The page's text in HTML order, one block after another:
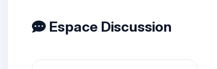
Espace Discussion